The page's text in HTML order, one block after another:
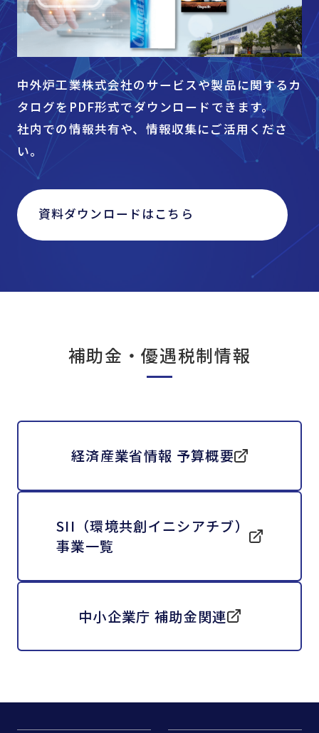
中外炉工業株式会社のサービスや製品に関するカ
タログをPDF形式でダウンロードできます。
社内での情報共有や、情報収集にご活⽤くださ
い。
資料ダウンロードはこちら
補助金・優遇税制情報
経済産業省情報 予算概要
SII（環境共創イニシアチブ）
事業一覧
中小企業庁 補助金関連